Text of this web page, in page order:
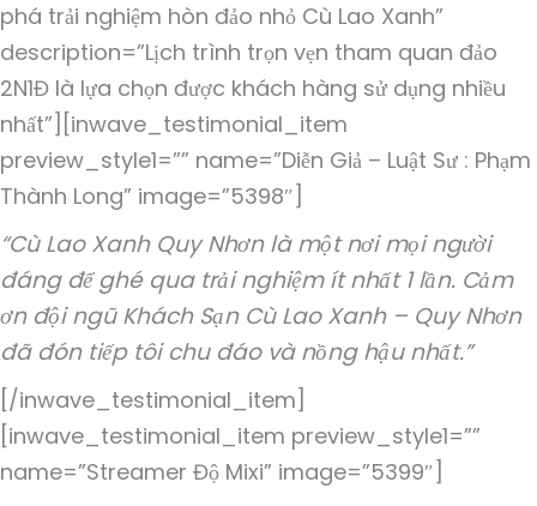
phá trải nghiệm hòn đảo nhỏ Cù Lao Xanh”
description=”Lịch trình trọn vẹn tham quan đảo
2N1Đ là lựa chọn được khách hàng sử dụng nhiều
nhất”][inwave_testimonial_item
preview_style1=”” name=”Diễn Giả – Luật Sư : Phạm
Thành Long” image=”5398″]
“Cù Lao Xanh Quy Nhơn là một nơi mọi người
đáng để ghé qua trải nghiệm ít nhất 1 lần. Cảm
ơn đội ngũ Khách Sạn Cù Lao Xanh – Quy Nhơn
đã đón tiếp tôi chu đáo và nồng hậu nhất.”
[/inwave_testimonial_item]
[inwave_testimonial_item preview_style1=””
name=”Streamer Độ Mixi” image=”5399″]